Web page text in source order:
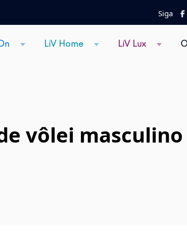
Siga
LiV Home LiV Lux
vôlei